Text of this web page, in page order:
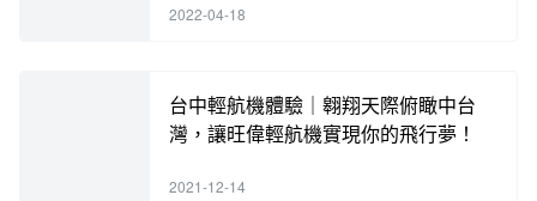
2022-04-18
台中輕航機體驗｜翱翔天際俯瞰中台
灣，讓旺偉輕航機實現你的飛行夢！
2021-12-14